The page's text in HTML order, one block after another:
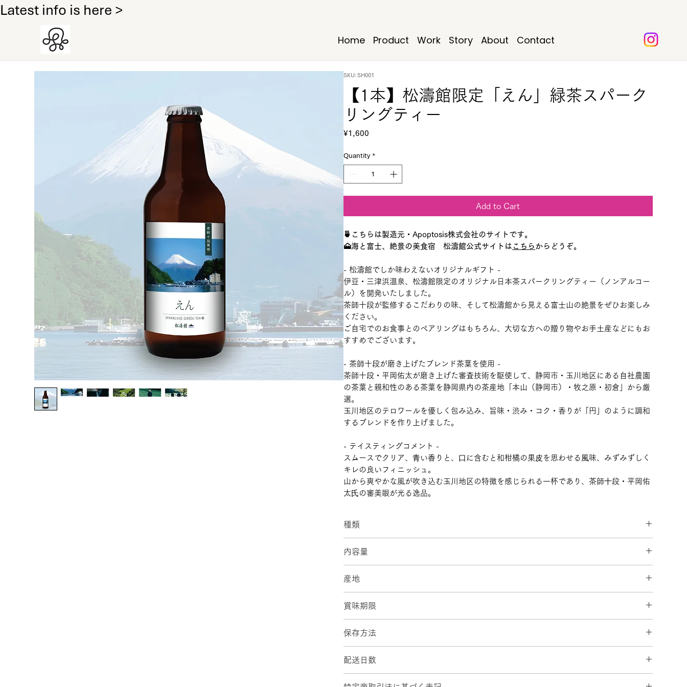
Latest info is here >
Home Product Work Story About Contact
SKU: SH001
【1本】松濤館限定「えん」緑茶スパーク
リングティー
¥1,600
Quantity *
Add to Cart
🍵こちらは製造元・Apoptosis株式会社のサイトです。
🗻海と富士、絶景の美食宿 松濤館公式サイトは こちら からどうぞ。
- 松濤館でしか味わえないオリジナルギフト -
伊豆・三津浜温泉、松濤館限定のオリジナル日本茶スパークリングティー（ノンアルコー
ル）を開発いたしました。
茶師十段が監修するこだわりの味、そして松濤館から見える富士山の絶景をぜひお楽しみ
ください。
ご自宅でのお食事とのペアリングはもちろん、大切な方への贈り物やお手土産などにもお
すすめでございます。
- 茶師十段が磨き上げたブレンド茶葉を使用 -
茶師十段・平岡佑太が磨き上げた審査技術を駆使して、静岡市・玉川地区にある自社農園
の茶葉と親和性のある茶葉を静岡県内の茶産地「本山（静岡市）・牧之原・初倉」から厳
選。
玉川地区のテロワールを優しく包み込み、旨味・渋み・コク・香りが「円」のように調和
するブレンドを作り上げました。
- テイスティングコメント -
スムースでクリア、⻘い⾹りと、⼝に含むと和柑橘の果⽪を思わせる⾵味、みずみずしく
キレの良いフィニッシュ。
山から爽やかな風が吹き込む玉川地区の特徴を感じられる一杯であり、茶師⼗段・平岡佑
太⽒の審美眼が光る逸品。
種類
内容量
産地
賞味期限
保存方法
配送日数